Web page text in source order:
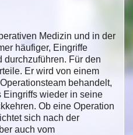
Medizin und in der
häufiger, Eingriffe
durchzuführen. Für den
Er wird von einem
behandelt,
Eingriffs wieder in seine
Ob eine Operation
sich nach der
auch vom